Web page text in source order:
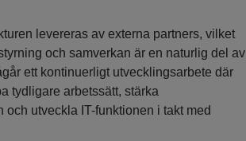
levereras av externa partners, vilket
och samverkan är en naturlig del av
ett kontinuerligt utvecklingsarbete där
tydligare arbetssätt, stärka
och utveckla IT-funktionen i takt med